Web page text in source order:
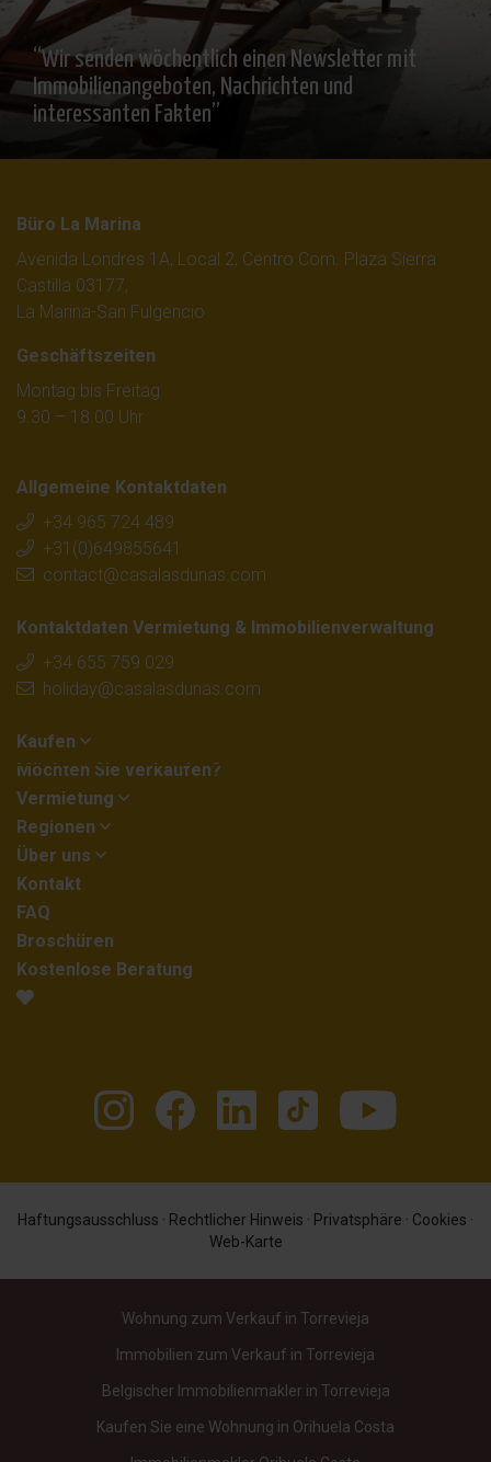
“Wir senden wöchentlich einen Newsletter mit
Immobilienangeboten, Nachrichten und
interessanten Fakten”
Büro La Marina
Avenida Londres 1A, Local 2, Centro Com. Plaza Sierra
Castilla 03177,
La Marina-San Fulgencio
Geschäftszeiten
Montag bis Freitag
9.30 – 18.00 Uhr
Allgemeine Kontaktdaten
+34 965 724 489
+31(0)649855641
contact@casalasdunas.com
Kontaktdaten Vermietung & Immobilienverwaltung
+34 655 759 029
holiday@casalasdunas.com
Kaufen
Möchten Sie verkaufen?
Vermietung
Regionen
Über uns
Kontakt
FAQ
Broschüren
Kostenlose Beratung
Haftungsausschluss · Rechtlicher Hinweis · Privatsphäre · Cookies ·
Web-Karte
Wohnung zum Verkauf in Torrevieja
Immobilien zum Verkauf in Torrevieja
Belgischer Immobilienmakler in Torrevieja
Kaufen Sie eine Wohnung in Orihuela Costa